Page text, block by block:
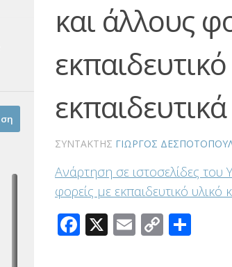
και άλλους
ΣΥΝΤΆΚΤΗΣ ΓΙΏΡΓΟΣ
Ανάρτηση σε ιστοσελίδες
φορείς με εκπαιδευτικό υλικό
Facebook
X Email
Copy